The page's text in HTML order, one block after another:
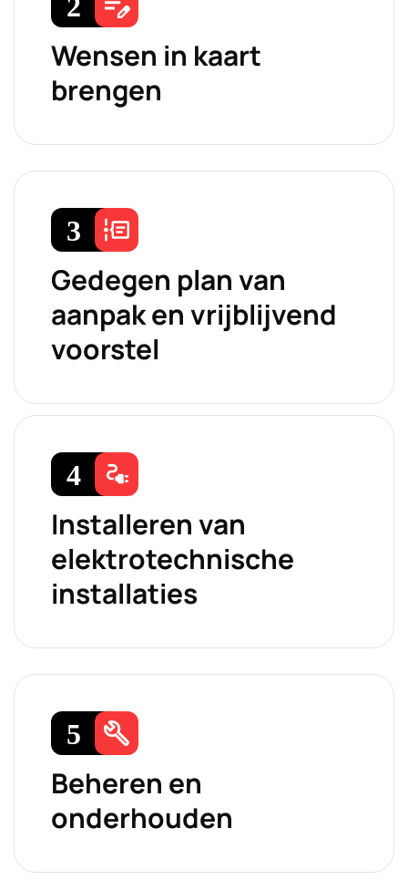
Wensen in kaart
brengen
Gedegen plan van
aanpak en vrijblijvend
voorstel
Installeren van
elektrotechnische
installaties
Beheren en
onderhouden